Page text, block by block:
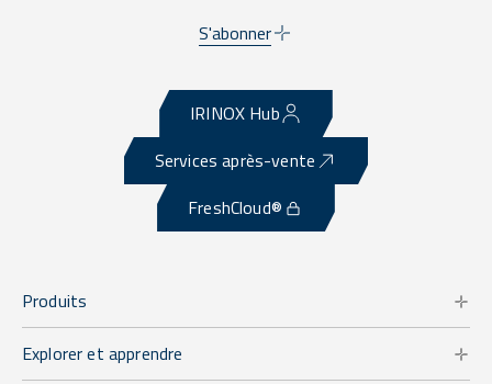
S'abonner
IRINOX Hub
Services après-vente
FreshCloud®
Produits
Explorer et apprendre